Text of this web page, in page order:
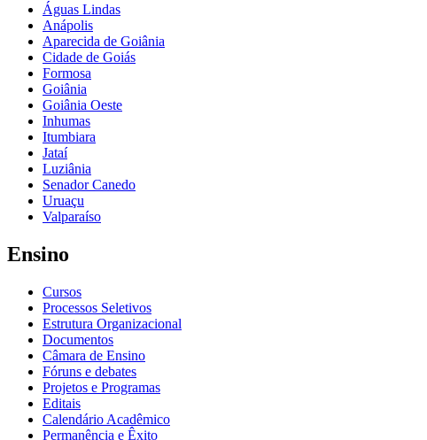
Águas Lindas
Anápolis
Aparecida de Goiânia
Cidade de Goiás
Formosa
Goiânia
Goiânia Oeste
Inhumas
Itumbiara
Jataí
Luziânia
Senador Canedo
Uruaçu
Valparaíso
Ensino
Cursos
Processos Seletivos
Estrutura Organizacional
Documentos
Câmara de Ensino
Fóruns e debates
Projetos e Programas
Editais
Calendário Acadêmico
Permanência e Êxito